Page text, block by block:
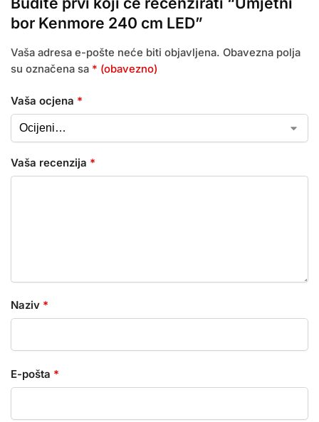
bor Kenmore 240 cm LED”
Vaša adresa e-pošte neće biti objavljena. Obavezna polja
su označena sa * (obavezno)
Vaša ocjena *
Vaša recenzija *
Naziv *
E-pošta *